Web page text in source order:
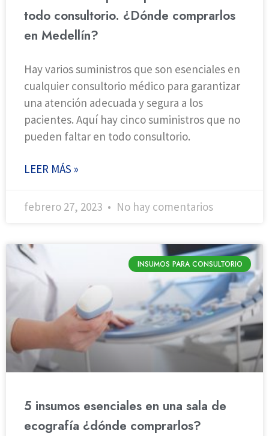
todo consultorio. ¿Dónde comprarlos
en Medellín?
Hay varios suministros que son esenciales en
cualquier consultorio médico para garantizar
una atención adecuada y segura a los
pacientes. Aquí hay cinco suministros que no
pueden faltar en todo consultorio.
LEER MÁS »
febrero 27, 2023 No hay comentarios
INSUMOS PARA CONSULTORIO
5 insumos esenciales en una sala de
ecografía ¿dónde comprarlos?